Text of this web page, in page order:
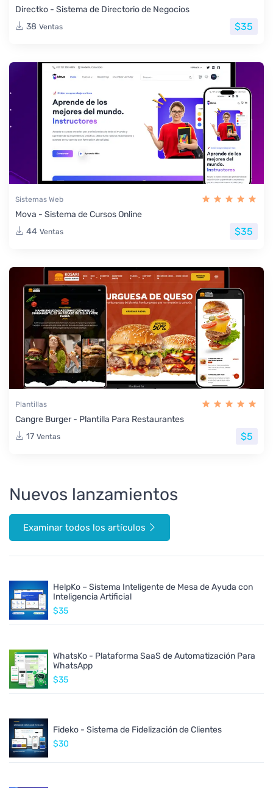
Directko - Sistema de Directorio de Negocios
38 Ventas $35
Sistemas Web
Mova - Sistema de Cursos Online
44 Ventas $35
Plantillas
Cangre Burger - Plantilla Para Restaurantes
17 Ventas $5
Nuevos lanzamientos
Examinar todos los artículos
HelpKo – Sistema Inteligente de Mesa de Ayuda con
Inteligencia Artificial
$35
WhatsKo - Plataforma SaaS de Automatización Para
WhatsApp
$35
Fideko - Sistema de Fidelización de Clientes
$30